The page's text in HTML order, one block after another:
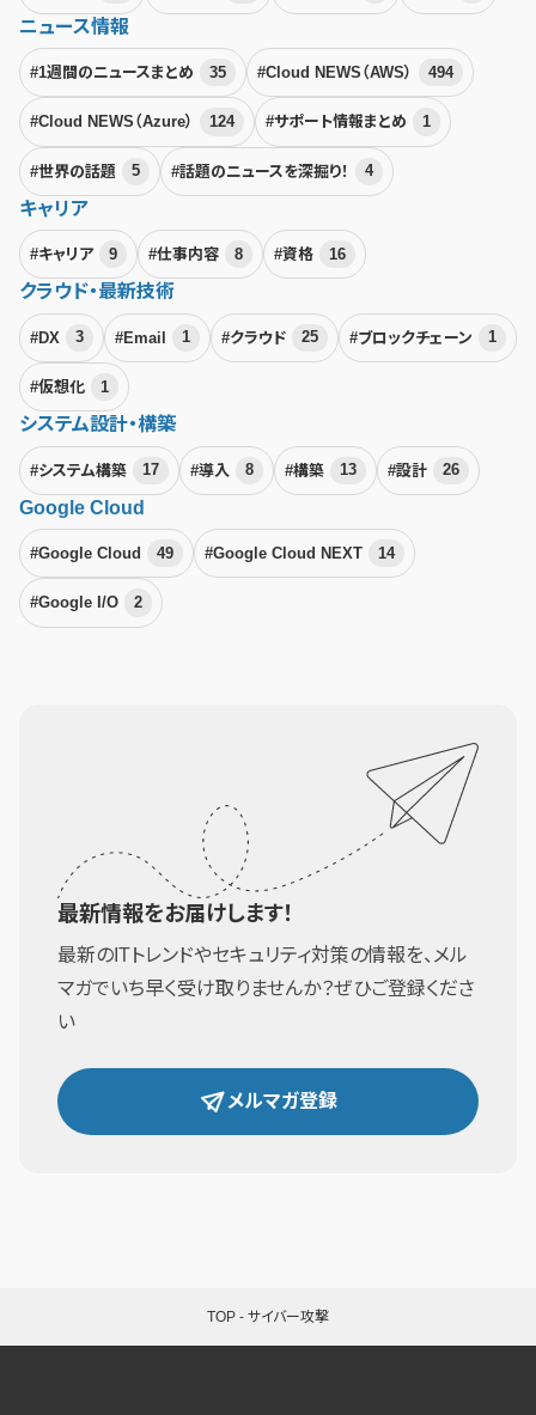
ニュース情報
#1週間のニュースまとめ 35 #Cloud NEWS（AWS） 494
#Cloud NEWS（Azure） 124 #サポート情報まとめ 1
#世界の話題 5 #話題のニュースを深掘り！ 4
キャリア
#キャリア 9 #仕事内容 8 #資格 16
クラウド・最新技術
#DX 3 #Email 1 #クラウド 25 #ブロックチェーン 1
#仮想化 1
システム設計・構築
#システム構築 17 #導入 8 #構築 13 #設計 26
Google Cloud
#Google Cloud 49 #Google Cloud NEXT 14
#Google I/O 2
最新情報をお届けします！
最新のITトレンドやセキュリティ対策の情報を、メル
マガでいち早く受け取りませんか？ぜひご登録くださ
い
メルマガ登録
TOP - サイバー攻撃